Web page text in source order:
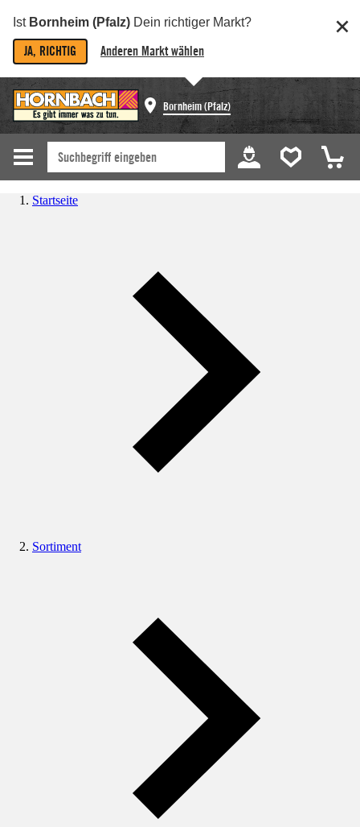
Ist Bornheim (Pfalz) Dein richtiger Markt?
JA, RICHTIG Anderen Markt wählen
Bornheim (Pfalz)
Startseite
Sortiment